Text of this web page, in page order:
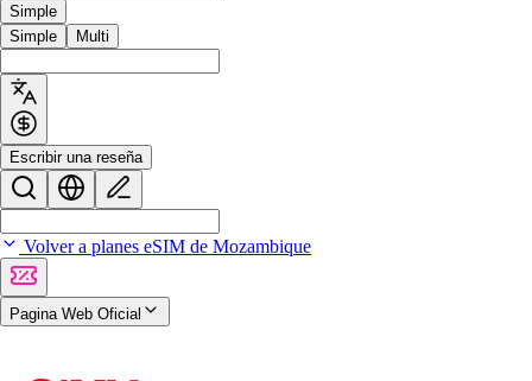
Simple
Simple
Multi
Escribir una reseña
Volver a planes eSIM de Mozambique
Pagina Web Oficial